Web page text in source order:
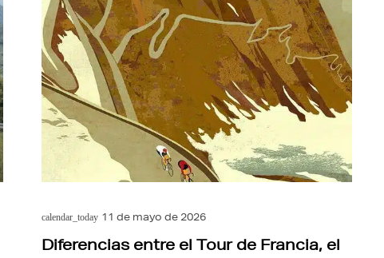
calendar_today 11 de mayo de 2026
Diferencias entre el Tour de Francia, el